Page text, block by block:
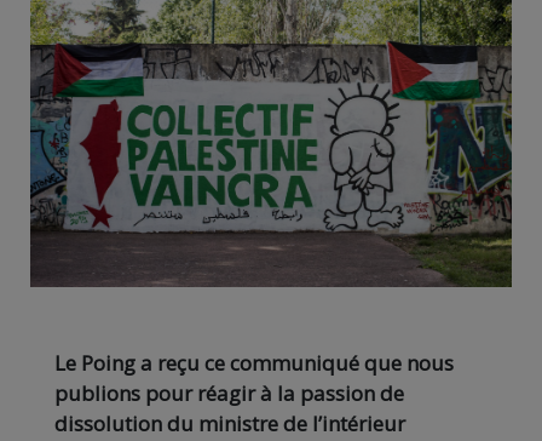
Le Poing a reçu ce communiqué que nous
publions pour réagir à la passion de
dissolution du ministre de l’intérieur